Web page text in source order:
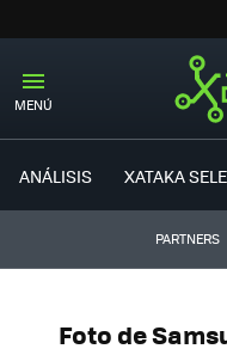
MENÚ
ANÁLISIS XATAKA
PARTNERS
Foto de